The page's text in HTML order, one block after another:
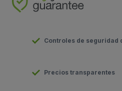
Controles de seguridad
Precios transparentes